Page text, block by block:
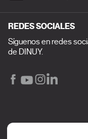
REDES SOCIALES
Síguenos en redes
de DINUY.